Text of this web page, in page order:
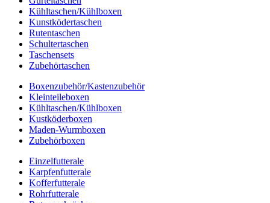
Kühltaschen/Kühlboxen
Kunstködertaschen
Rutentaschen
Schultertaschen
Taschensets
Zubehörtaschen
Boxenzubehör/Kastenzubehör
Kleinteileboxen
Kühltaschen/Kühlboxen
Kustköderboxen
Maden-Wurmboxen
Zubehörboxen
Einzelfutterale
Karpfenfutterale
Kofferfutterale
Rohrfutterale